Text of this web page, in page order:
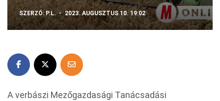
SZERZŐ:P.L. 2023. AUGUSZTUS 10. 19:02
A verbászi Mezőgazdasági Tanácsadási